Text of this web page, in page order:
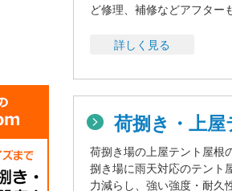
ど修理、補修などアフター
詳しく見る
荷捌き・上屋
荷捌き場の上屋テント屋根
捌き場に雨天対応のテント
力減らし、強い強度・耐久